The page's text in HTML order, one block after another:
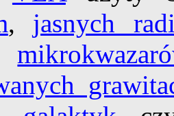
, jasnych